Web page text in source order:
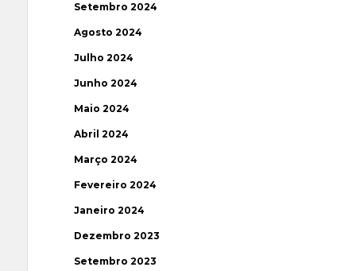
Setembro 2024
Agosto 2024
Julho 2024
Junho 2024
Maio 2024
Abril 2024
Março 2024
Fevereiro 2024
Janeiro 2024
Dezembro 2023
Setembro 2023